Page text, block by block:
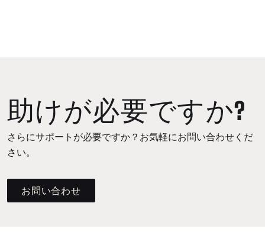
助けが必要ですか?
さらにサポートが必要ですか？お気軽にお問い合わせくだ
さい。
お問い合わせ